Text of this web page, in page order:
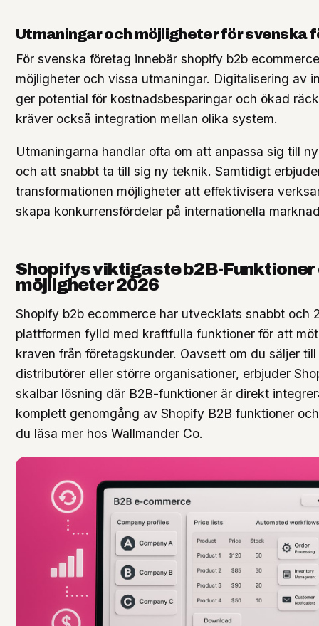
Utmaningar och möjligheter för svenska
För svenska företag innebär shopify b2b
möjligheter och vissa utmaningar. Digitalisering av
ger potential för kostnadsbesparingar och ökad
kräver också integration mellan olika system.
Utmaningarna handlar ofta om att anpassa sig till
och att snabbt ta till sig ny teknik. Samtidigt
transformationen möjligheter att effektivisera
skapa konkurrensfördelar på internationella
Shopifys viktigaste b2B-Funktioner
möjligheter 2026
Shopify b2b ecommerce har utvecklats snabbt och
plattformen fylld med kraftfulla funktioner för att
kraven från företagskunder. Oavsett om du säljer
distributörer eller större organisationer, erbjuder
skalbar lösning där B2B-funktioner är direkt
komplett genomgång av Shopify B2B funktioner
du läsa mer hos Wallmander Co.